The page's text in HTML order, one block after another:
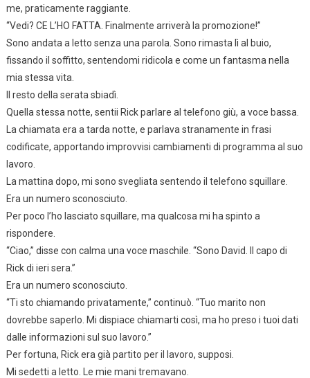
me, praticamente raggiante.
“Vedi? CE L’HO FATTA. Finalmente arriverà la promozione!”
Sono andata a letto senza una parola. Sono rimasta lì al buio,
fissando il soffitto, sentendomi ridicola e come un fantasma nella
mia stessa vita.
Il resto della serata sbiadì.
Quella stessa notte, sentii Rick parlare al telefono giù, a voce bassa.
La chiamata era a tarda notte, e parlava stranamente in frasi
codificate, apportando improvvisi cambiamenti di programma al suo
lavoro.
La mattina dopo, mi sono svegliata sentendo il telefono squillare.
Era un numero sconosciuto.
Per poco l’ho lasciato squillare, ma qualcosa mi ha spinto a
rispondere.
“Ciao,” disse con calma una voce maschile. “Sono David. Il capo di
Rick di ieri sera.”
Era un numero sconosciuto.
“Ti sto chiamando privatamente,” continuò. “Tuo marito non
dovrebbe saperlo. Mi dispiace chiamarti così, ma ho preso i tuoi dati
dalle informazioni sul suo lavoro.”
Per fortuna, Rick era già partito per il lavoro, supposi.
Mi sedetti a letto. Le mie mani tremavano.